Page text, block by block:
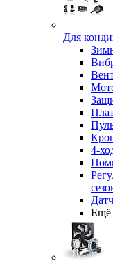
Для
4-
Ещё